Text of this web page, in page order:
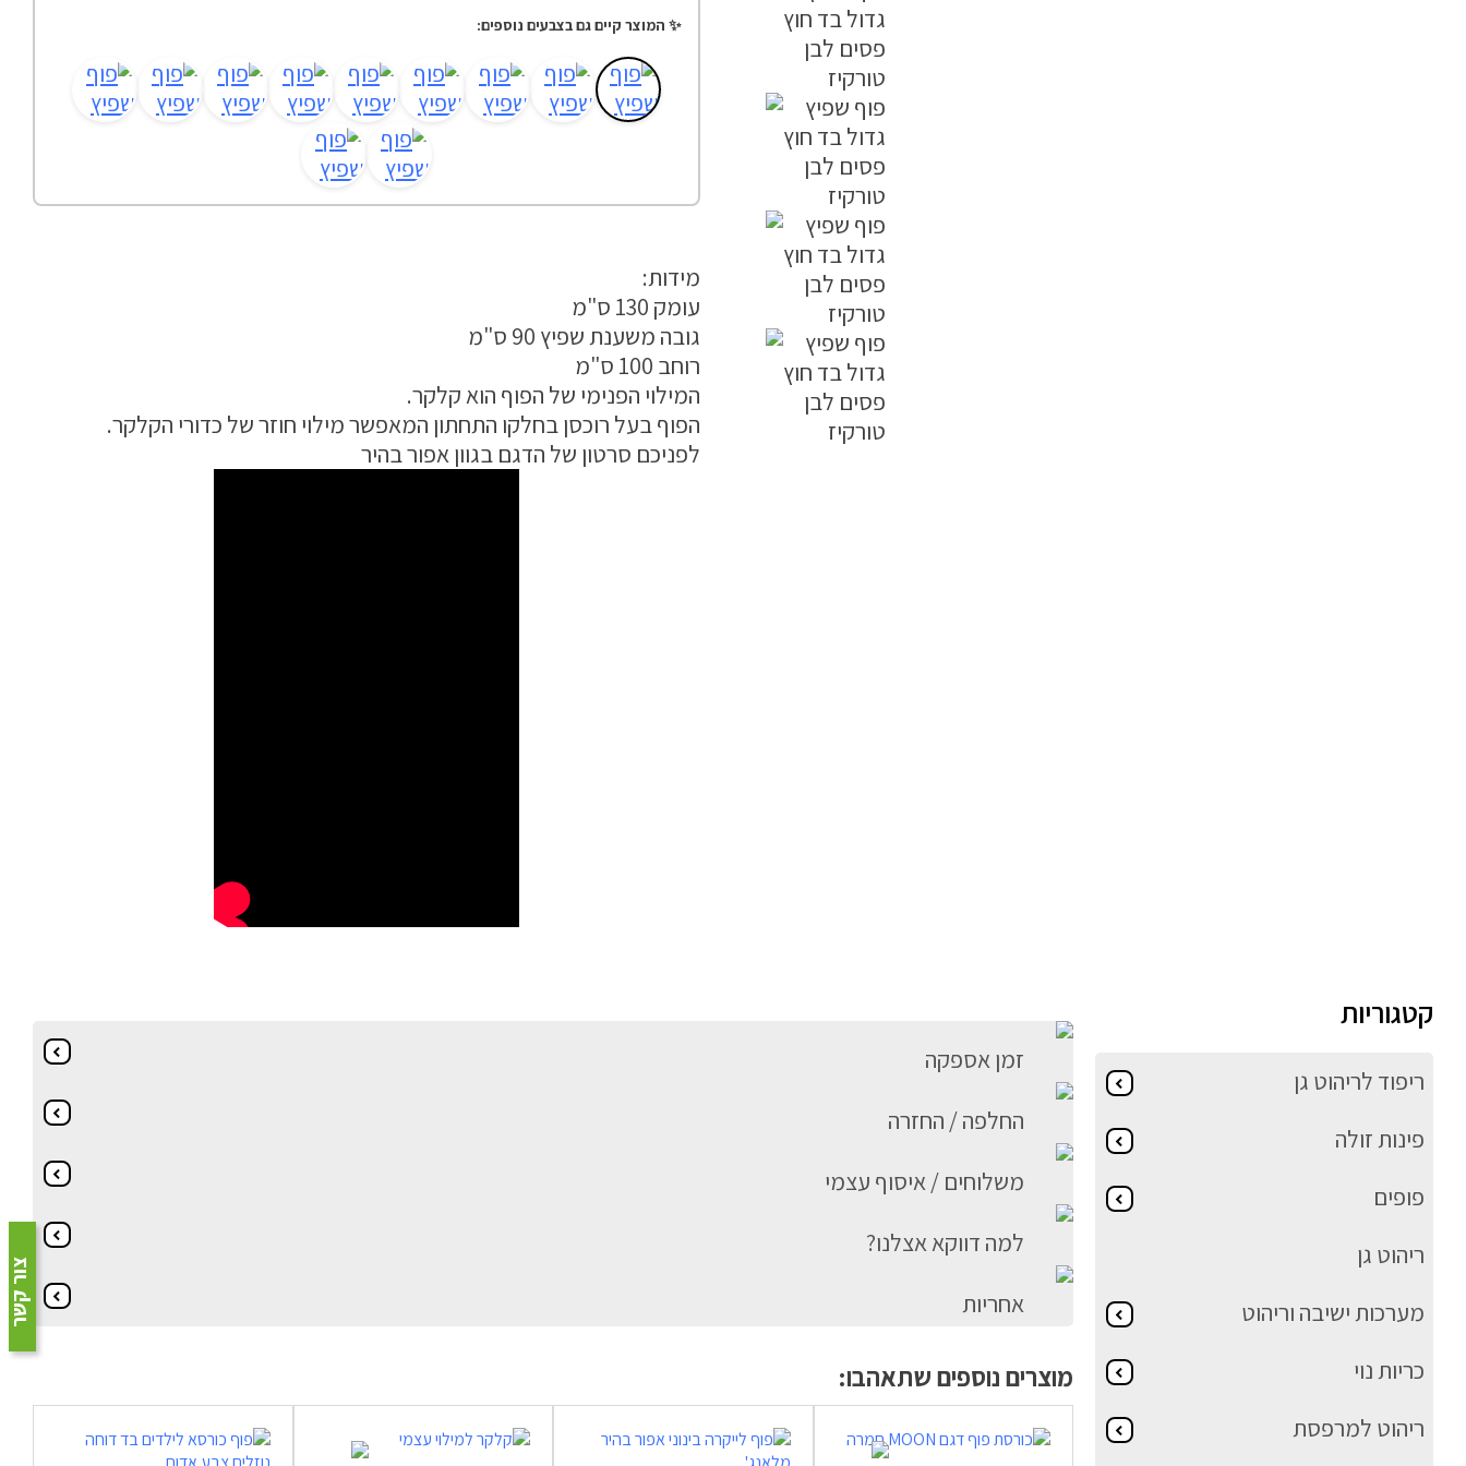
צור קשר
✨ המוצר קיים גם בצבעים נוספים:
מידות:
עומק 130 ס"מ
גובה משענת שפיץ 90 ס"מ
רוחב 100 ס"מ
המילוי הפנימי של הפוף הוא קלקר.
הפוף בעל רוכסן בחלקו התחתון המאפשר מילוי חוזר של כדורי הקלקר.
לפניכם סרטון של הדגם בגוון אפור בהיר
זמן אספקה
החלפה / החזרה
משלוחים / איסוף עצמי
למה דווקא אצלנו?
אחריות
מוצרים נוספים שתאהבו:
קטגוריות
ריפוד לריהוט גן
פינות זולה
פופים
ריהוט גן
מערכות ישיבה וריהוט
כריות נוי
ריהוט למרפסת